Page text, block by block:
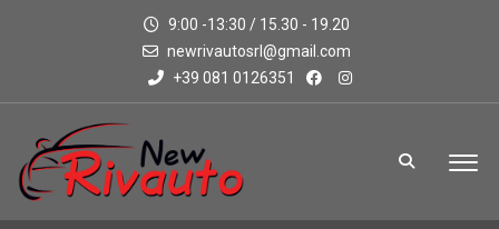
9:00 -13:30 / 15.30 - 19.20
newrivautosrl@gmail.com
+39 081 0126351